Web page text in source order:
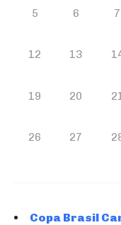
5 6 7
12 13
19 20
26 27
Copa Brasil